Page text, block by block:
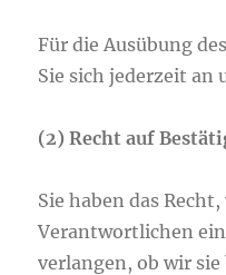
Für die Ausübung
Sie sich jederzeit an
(2) Recht auf
Sie haben das
Verantwortlichen
verlangen, ob wir